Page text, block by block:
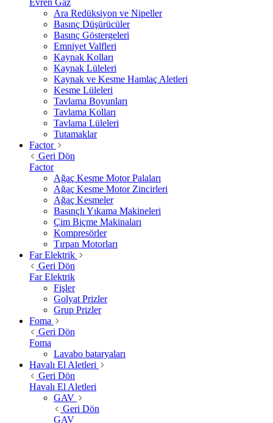
Evren Gaz
Ara Redüksiyon ve Nipeller
Basınç Düşürücüler
Basınç Göstergeleri
Emniyet Valfleri
Kaynak Kolları
Kaynak Lüleleri
Kaynak ve Kesme Hamlaç Aletleri
Kesme Lüleleri
Tavlama Boyunları
Tavlama Kolları
Tavlama Lüleleri
Tutamaklar
Factor
Geri Dön
Factor
Ağaç Kesme Motor Palaları
Ağaç Kesme Motor Zincirleri
Ağaç Kesmeler
Basınçlı Yıkama Makineleri
Çim Biçme Makinaları
Kompresörler
Tırpan Motorları
Far Elektrik
Geri Dön
Far Elektrik
Fişler
Golyat Prizler
Grup Prizler
Foma
Geri Dön
Foma
Lavabo bataryaları
Havalı El Aletleri
Geri Dön
Havalı El Aletleri
GAV
Geri Dön
GAV